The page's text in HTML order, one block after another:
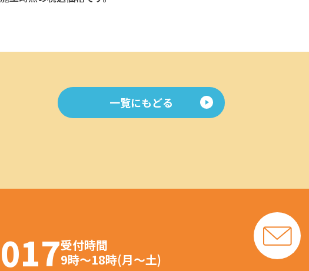
一覧にもどる
受付時間
9時～18時(月～土)